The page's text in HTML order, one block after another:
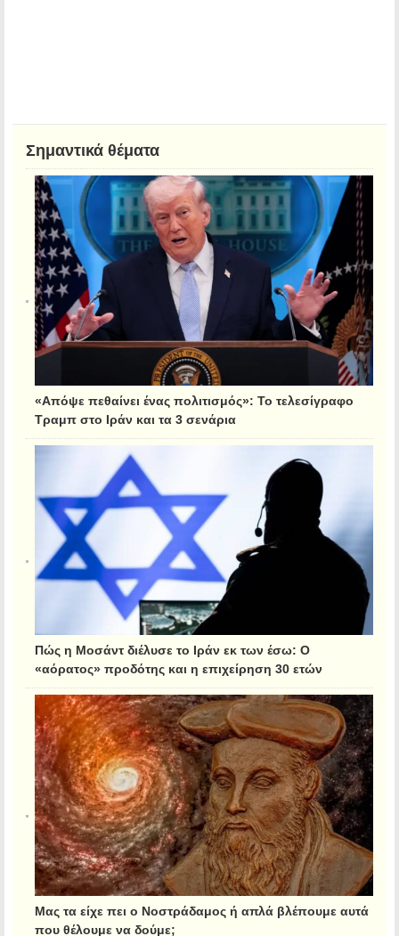
Σημαντικά θέματα
«Απόψε πεθαίνει ένας πολιτισμός»: Το τελεσίγραφο
Τραμπ στο Ιράν και τα 3 σενάρια
Πώς η Μοσάντ διέλυσε το Ιράν εκ των έσω: Ο
«αόρατος» προδότης και η επιχείρηση 30 ετών
Μας τα είχε πει ο Νοστράδαμος ή απλά βλέπουμε αυτά
που θέλουμε να δούμε;